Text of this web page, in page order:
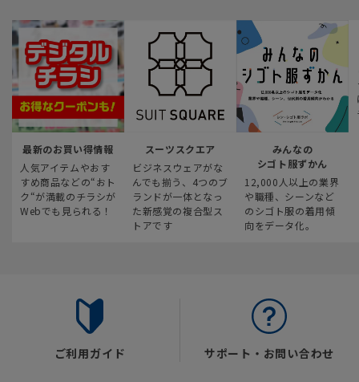
最新のお買い得情報
人気アイテムやおす
すめ商品などの“おト
ク“が満載のチラシが
Webでも見られる！
スーツスクエア
ビジネスウェアがな
んでも揃う、4つのブ
ランドが一体となっ
た新感覚の複合型ス
トアです
みんなの
シゴト服ずかん
12,000人以上の業界
や職種、シーンなど
のシゴト服の着用傾
向をデータ化。
ご利用ガイド サポート・お問い合わせ